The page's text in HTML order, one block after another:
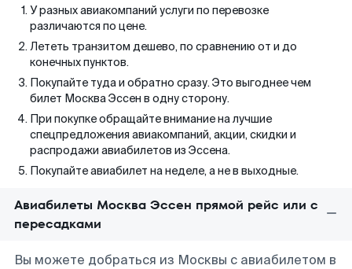
У разных авиакомпаний услуги по перевозке
различаются по цене.
Лететь транзитом дешево, по сравнению от и до
конечных пунктов.
Покупайте туда и обратно сразу. Это выгоднее чем
билет Москва Эссен в одну сторону.
При покупке обращайте внимание на лучшие
спецпредложения авиакомпаний, акции, скидки и
распродажи авиабилетов из Эссена.
Покупайте авиабилет на неделе, а не в выходные.
Авиабилеты Москва Эссен прямой рейс или с
пересадками
Вы можете добраться из Москвы с авиабилетом в